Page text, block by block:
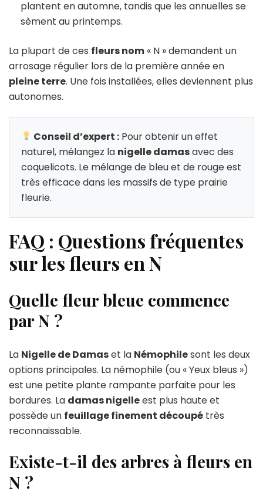
plantent en automne, tandis que les annuelles se
sèment au printemps.
La plupart de ces fleurs nom « N » demandent un
arrosage régulier lors de la première année en
pleine terre. Une fois installées, elles deviennent plus
autonomes.
Conseil d’expert : Pour obtenir un effet
naturel, mélangez la nigelle damasavec des
coquelicots. Le mélange de bleu et de rouge est
très efficace dans les massifs de type prairie
fleurie.
FAQ : Questions fréquentes
sur les fleurs en N
Quelle fleur bleue commence
par N ?
La Nigelle de Damaset la Némophilesont les deux
options principales. La némophile (ou « Yeux bleus »)
est une petite plante rampante parfaite pour les
bordures. La damas nigelleest plus haute et
possède un feuillage finement découpé très
reconnaissable.
Existe-t-il des arbres à fleurs en
N ?